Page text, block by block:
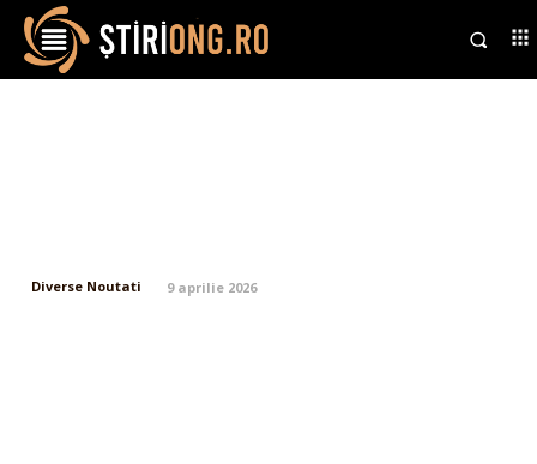
Diverse Noutati 9 aprilie 2026